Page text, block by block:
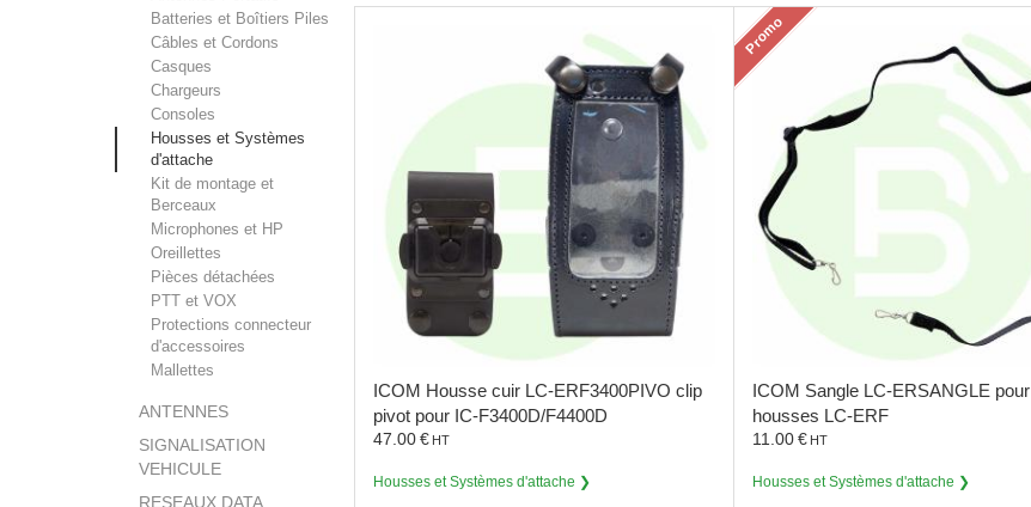
Batteries et Boîtiers Piles
Câbles et Cordons
Casques
Chargeurs
Consoles
Housses et Systèmes
d'attache
Kit de montage et
Berceaux
Microphones et HP
Oreillettes
Pièces détachées
PTT et VOX
Protections connecteur
d'accessoires
Mallettes
ANTENNES
SIGNALISATION
VEHICULE
RESEAUX DATA
ICOM Housse cuir LC-ERF3400PIVO clip
pivot pour IC-F3400D/F4400D
47.00 € HT
Housses et Systèmes d'attache
Promo
ICOM Sangle LC-ERSANGLE pour
housses LC-ERF
11.00 € HT
Housses et Systèmes d'attache